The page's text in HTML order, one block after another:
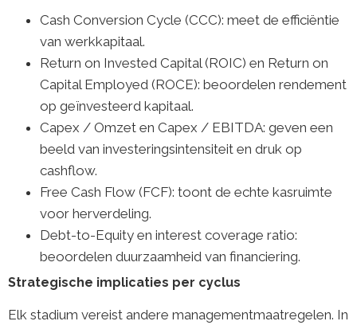
Cash Conversion Cycle (CCC): meet de efficiëntie
van werkkapitaal.
Return on Invested Capital (ROIC) en Return on
Capital Employed (ROCE): beoordelen rendement
op geïnvesteerd kapitaal.
Capex / Omzet en Capex / EBITDA: geven een
beeld van investeringsintensiteit en druk op
cashflow.
Free Cash Flow (FCF): toont de echte kasruimte
voor herverdeling.
Debt-to-Equity en interest coverage ratio:
beoordelen duurzaamheid van financiering.
Strategische implicaties per cyclus
Elk stadium vereist andere managementmaatregelen. In